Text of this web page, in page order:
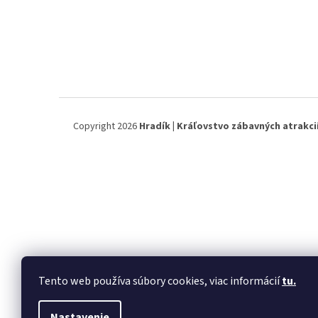
Tento web používa súbory cookies, viac informáciítu.
Copyright 2026 Hradík | Kráľovstvo zábavných